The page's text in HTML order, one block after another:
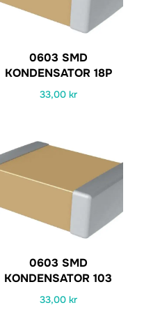
0603 SMD
KONDENSATOR 18P
33,00 kr
0603 SMD
KONDENSATOR 103
33,00 kr